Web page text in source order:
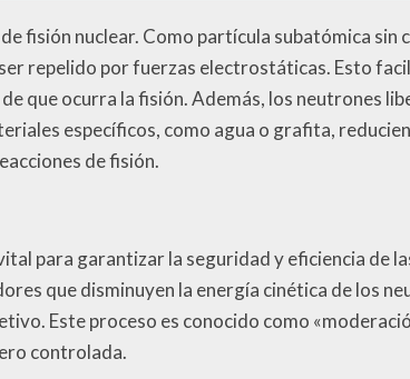
fisión nuclear. Como partícula subatómica sin
repelido por fuerzas electrostáticas. Esto
que ocurra la fisión. Además, los neutrones
específicos, como agua o grafita,
de fisión.
para garantizar la seguridad y eficiencia de
que disminuyen la energía cinética de los
Este proceso es conocido como
controlada.